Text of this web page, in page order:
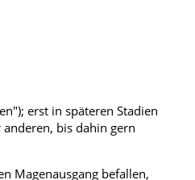
erst in späteren Stadien
bis dahin gern
Magenausgang befallen,